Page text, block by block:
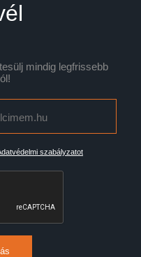
mindig legfrissebb
szabályzatot